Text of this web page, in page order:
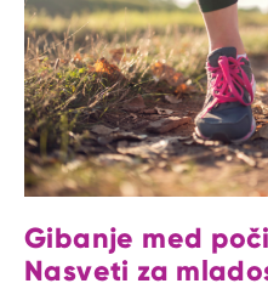
Gibanje med
Nasveti za